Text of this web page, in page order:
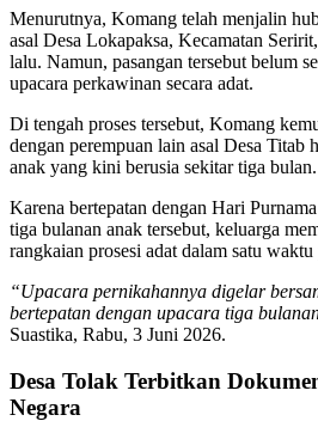
Menurutnya, Komang telah menjalin
asal Desa Lokapaksa, Kecamatan
lalu. Namun, pasangan tersebut belum
upacara perkawinan secara adat.
Di tengah proses tersebut, Komang
dengan perempuan lain asal Desa Titab
anak yang kini berusia sekitar tiga bulan.
Karena bertepatan dengan Hari
tiga bulanan anak tersebut, keluarga
rangkaian prosesi adat dalam satu
“Upacara pernikahannya digelar
bertepatan dengan upacara tiga
Suastika, Rabu, 3 Juni 2026.
Desa Tolak Terbitkan
Negara